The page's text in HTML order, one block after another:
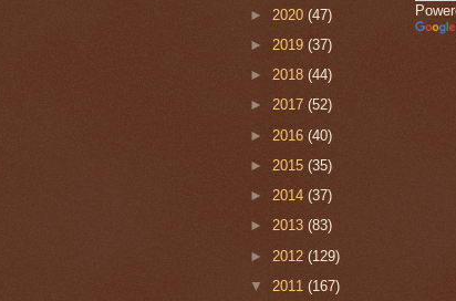
► 2020 (47)
► 2019 (37)
► 2018 (44)
► 2017 (52)
► 2016 (40)
► 2015 (35)
► 2014 (37)
► 2013 (83)
► 2012 (129)
▼ 2011 (167)